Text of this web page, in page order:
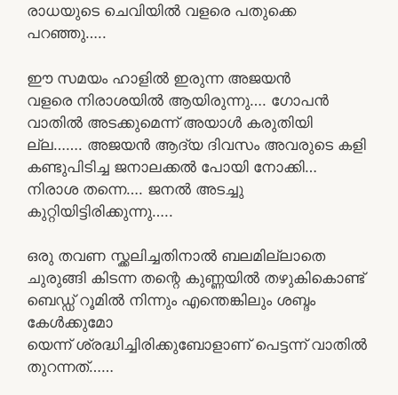
രാധയുടെ ചെവിയിൽ വളരെ പതുക്കെ
പറഞ്ഞു…..
ഈ സമയം ഹാളിൽ ഇരുന്ന അജയൻ
വളരെ നിരാശയിൽ ആയിരുന്നു…. ഗോപൻ
വാതിൽ അടക്കുമെന്ന് അയാൾ കരുതിയി
ല്ല……. അജയൻ ആദ്യ ദിവസം അവരുടെ കളി
കണ്ടുപിടിച്ച ജനാലക്കൽ പോയി നോക്കി…
നിരാശ തന്നെ…. ജനൽ അടച്ചു
കുറ്റിയിട്ടിരിക്കുന്നു…..
ഒരു തവണ സ്ക്കലിച്ചതിനാൽ ബലമില്ലാതെ
ചുരുങ്ങി കിടന്ന തന്റെ കുണ്ണയിൽ തഴുകികൊണ്ട്
ബെഡ്ഡ് റൂമിൽ നിന്നും എന്തെങ്കിലും ശബ്ദം
കേൾക്കുമോ
യെന്ന് ശ്രദ്ധിച്ചിരിക്കുബോളാണ് പെട്ടന്ന് വാതിൽ
തുറന്നത്……